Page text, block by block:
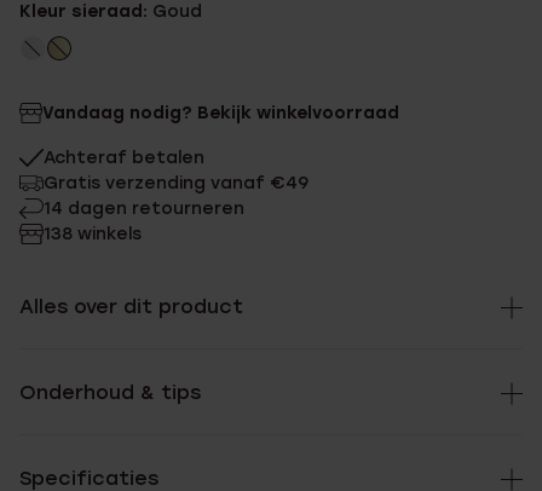
Kleur sieraad: Goud
Vandaag nodig? Bekijk winkelvoorraad
Achteraf betalen
Gratis verzending vanaf €49
14 dagen retourneren
138 winkels
Alles over dit product
Onderhoud & tips
Specificaties